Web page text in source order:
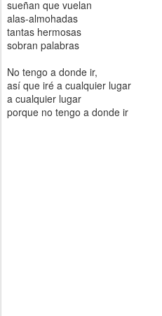
sueñan que vuelan
alas-almohadas
tantas hermosas
sobran palabras
No tengo a donde ir,
así que iré a cualquier lugar
a cualquier lugar
porque no tengo a donde ir